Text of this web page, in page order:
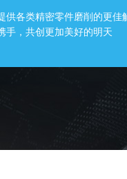
供各类精密零件磨削的更佳
手，共创更加美好的明天